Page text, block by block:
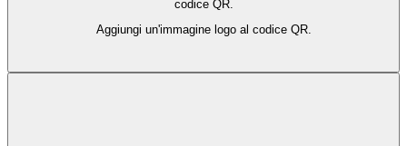
codice QR.
Aggiungi un'immagine logo al codice QR.